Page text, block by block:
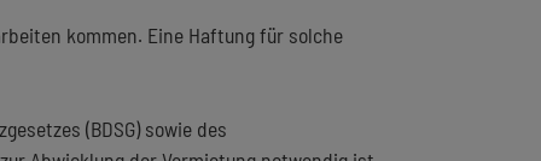
kommen. Eine Haftung für solche
(BDSG) sowie des